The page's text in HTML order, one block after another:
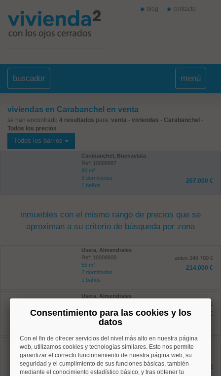
blog contacto
buscador menú
viviendas en Carabanchel en venta
se han encontrado 4 resultados para: venta - viviendas - Carabanchel -
Todos los precios
Todos los barrios
Carabanchel, Buenavista
Ref: 10008887
80 m²
3 dormitorios
1 baños
267.000 €
inmuebles con el mismo rango de precios que se
aproximan a su criterio de búsqueda por zona
Usera, Almendrales
Ref: 10008808
55 m²
2 dormitorios
1 baños
antes 246.700 €
214.000 €
Usera, Almendrales
129 m²
4 dormitorios
1 baños
antes 548.500 €
496.000 €
Arganzuela, Acacias
Ref: 10008825
133 m²
2 dormitorios
2 baños
540.000 €
Consentimiento para las cookies y los
datos
Con el fin de ofrecer servicios del nivel más alto en nuestra página
web, utilizamos cookies y tecnologías similares. Esto nos permite
garantizar el correcto funcionamiento de nuestra página web, su
seguridad y el cumplimiento de sus funciones básicas, también
mediante el conocimiento estadístico básico, y tras obtener tu